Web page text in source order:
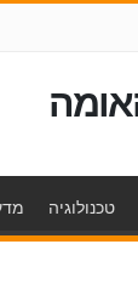
טכנולוגיה